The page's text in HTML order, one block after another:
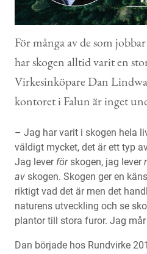
För många av de som
har skogen alltid varit en
Virkesinköpare Dan
kontoret i Falun är inget
– Jag har varit i skogen hela
väldigt mycket, det är ett typ
Jag lever förskogen, jag lever
av skogen. Skogen ger en
riktigt vad det är men det
naturens utveckling och se
plantor till stora furor. Jag mår
Dan började hos Rundvirke